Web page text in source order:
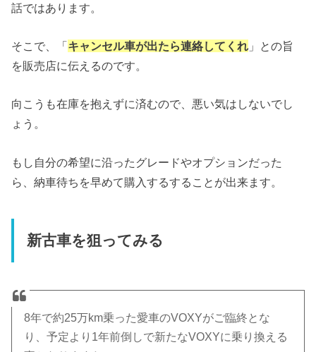
話ではあります。
そこで、「キャンセル車が出たら連絡してくれ 」との旨
を販売店に伝えるのです。
向こうも在庫を抱えずに済むので、悪い気はしないでし
ょう。
もし自分の希望に沿ったグレードやオプションだった
ら、納車待ちを早めて購入するすることが出来ます。
新古車を狙ってみる
8年で約25万km乗った愛車のVOXYがご臨終とな
り、予定より1年前倒しで新たなVOXYに乗り換える